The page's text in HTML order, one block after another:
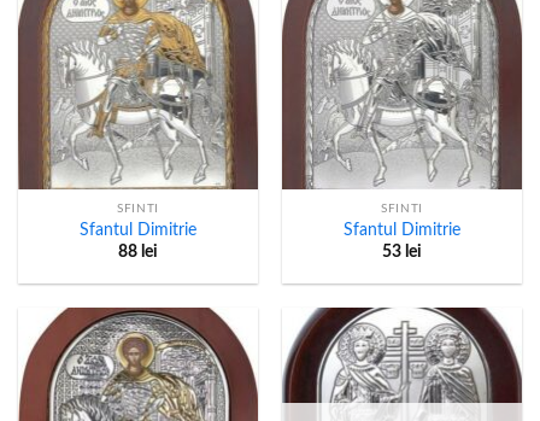
SFINTI
Sfantul Dimitrie
88 lei
SFINTI
Sfantul Dimitrie
53 lei